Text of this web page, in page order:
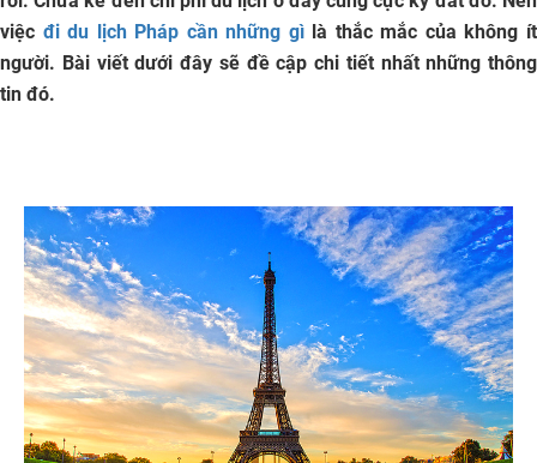
việc đi du lịch Pháp cần những gì là thắc mắc của không ít
người. Bài viết dưới đây sẽ đề cập chi tiết nhất những thông
tin đó.